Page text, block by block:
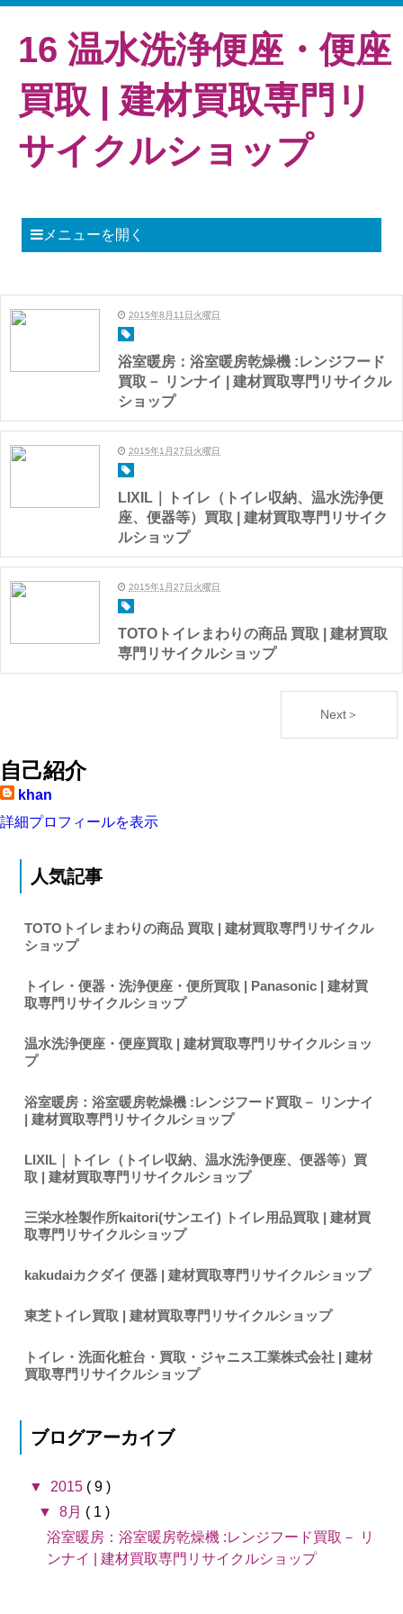
16 温水洗浄便座・便座
買取 | 建材買取専門リ
サイクルショップ
メニューを開く
2015年8月11日火曜日
浴室暖房：浴室暖房乾燥機 :レンジフード
買取－ リンナイ | 建材買取専門リサイクル
ショップ
2015年1月27日火曜日
LIXIL｜トイレ（トイレ収納、温水洗浄便
座、便器等）買取 | 建材買取専門リサイク
ルショップ
2015年1月27日火曜日
TOTOトイレまわりの商品 買取 | 建材買取
専門リサイクルショップ
Next＞
自己紹介
khan
詳細プロフィールを表示
人気記事
TOTOトイレまわりの商品 買取 | 建材買取専門リサイクル
ショップ
トイレ・便器・洗浄便座・便所買取 | Panasonic | 建材買
取専門リサイクルショップ
温水洗浄便座・便座買取 | 建材買取専門リサイクルショッ
プ
浴室暖房：浴室暖房乾燥機 :レンジフード買取－ リンナイ
| 建材買取専門リサイクルショップ
LIXIL｜トイレ（トイレ収納、温水洗浄便座、便器等）買
取 | 建材買取専門リサイクルショップ
三栄水栓製作所kaitori(サンエイ) トイレ用品買取 | 建材買
取専門リサイクルショップ
kakudaiカクダイ 便器 | 建材買取専門リサイクルショップ
東芝トイレ買取 | 建材買取専門リサイクルショップ
トイレ・洗面化粧台・買取・ジャニス工業株式会社 | 建材
買取専門リサイクルショップ
ブログアーカイブ
▼ 2015 ( 9 )
▼8月 ( 1 )
浴室暖房：浴室暖房乾燥機 :レンジフード買取－ リ
ンナイ | 建材買取専門リサイクルショップ